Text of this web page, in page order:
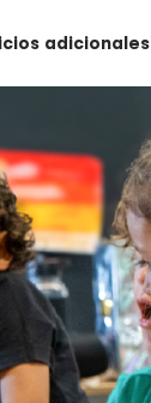
adicionales